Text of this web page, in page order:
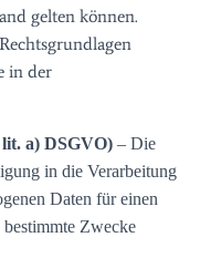
gelten können.
in der
a) DSGVO) – Die
in die Verarbeitung
Daten für einen
Zwecke